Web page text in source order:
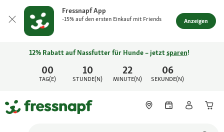
Fressnapf App
-15% auf den ersten Einkauf mit Friends Anzeigen
00
TAG(E)
10
STUNDE(N)
22
MINUTE(N)
06
SEKUNDE(N)
12% Rabatt auf Nassfutter für Hunde – jetztsparen!